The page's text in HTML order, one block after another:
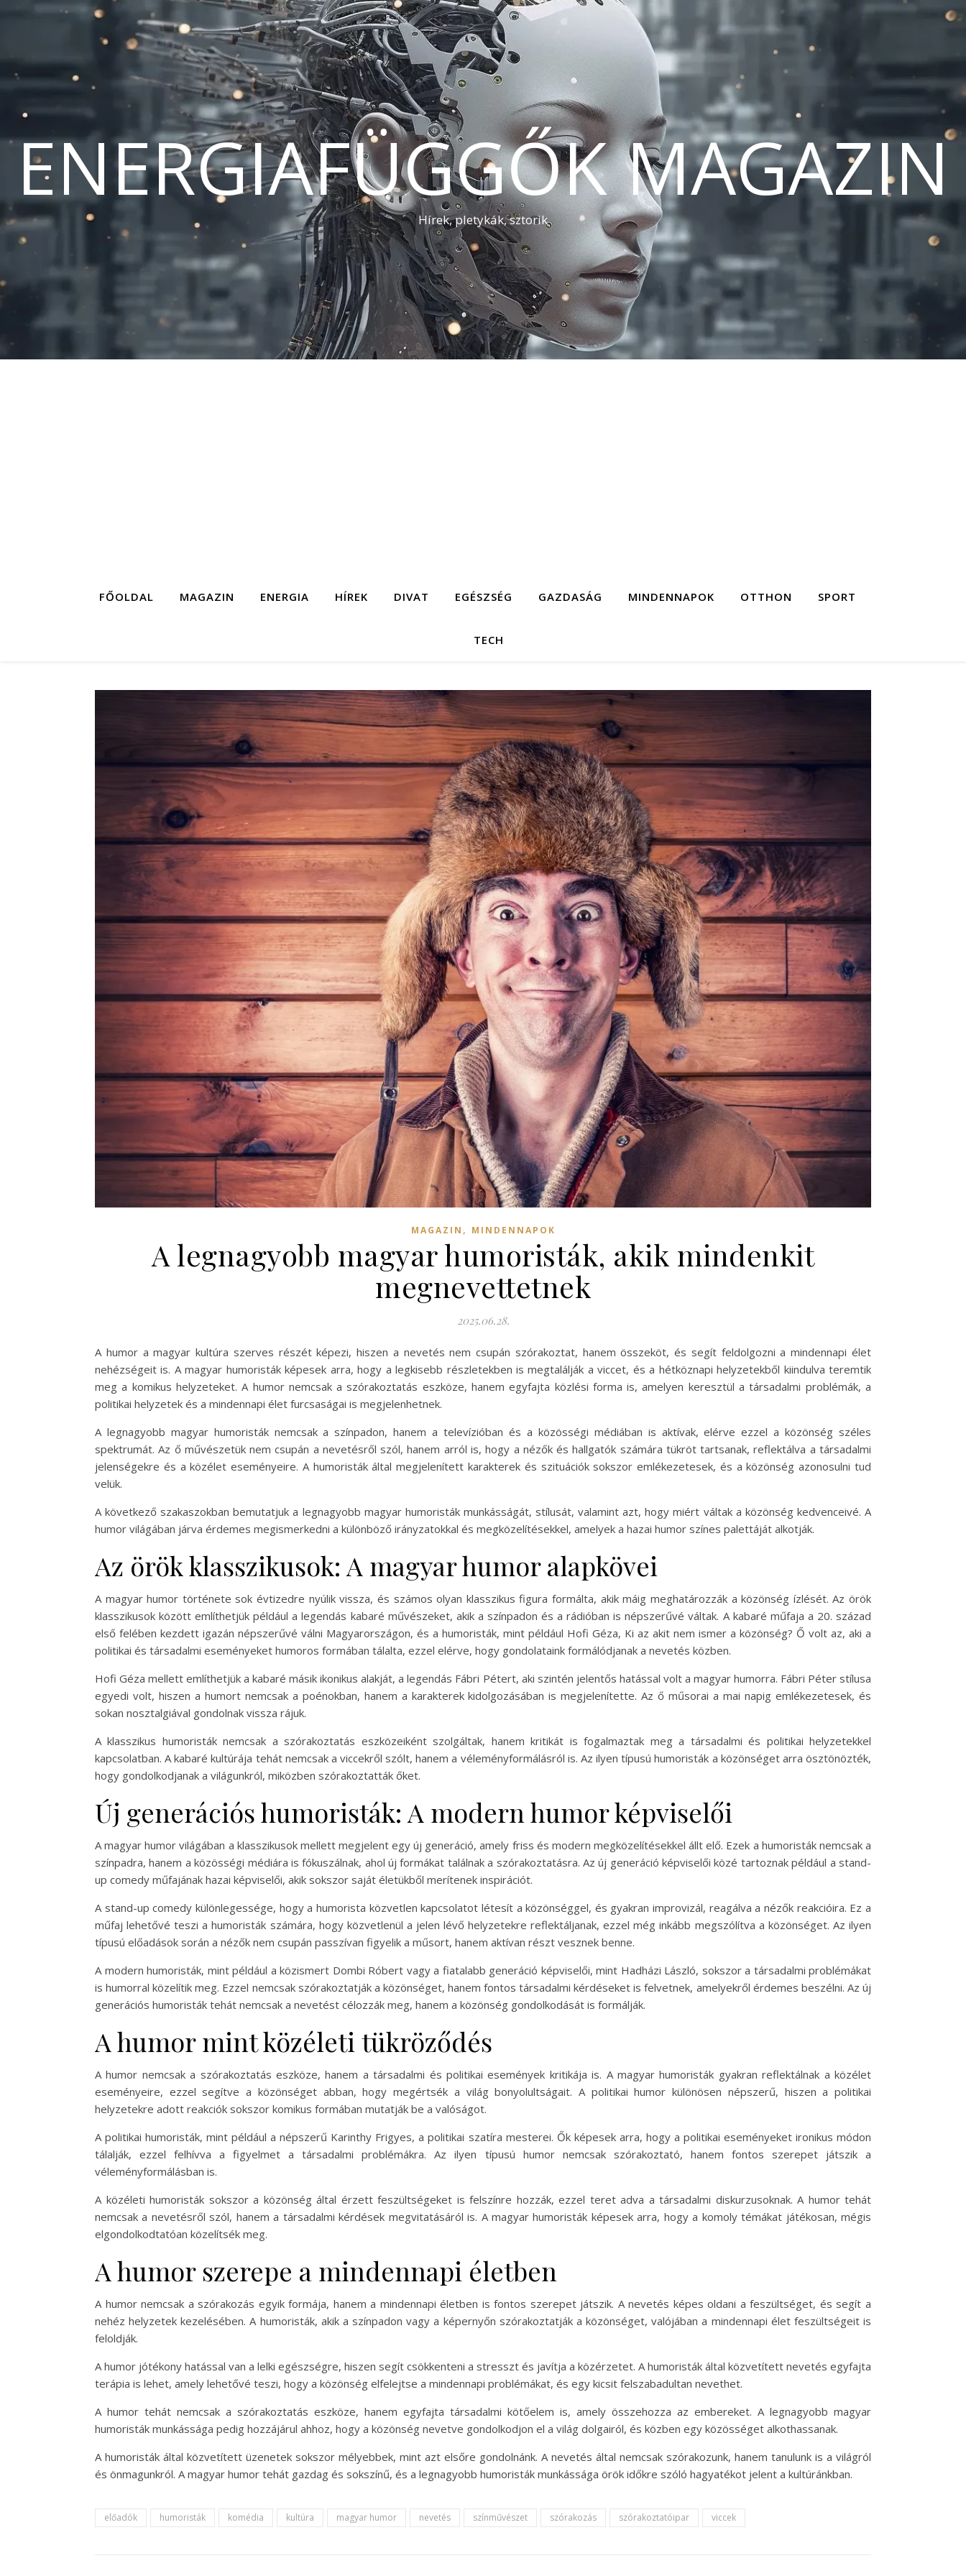
ENERGIAFÜGGŐK MAGAZIN
Hírek, pletykák, sztorik
FŐOLDAL MAGAZIN ENERGIA HÍREK DIVAT EGÉSZSÉG GAZDASÁG MINDENNAPOK OTTHON SPORT
TECH
MAGAZIN , MINDENNAPOK
A legnagyobb magyar humoristák, akik mindenkit
megnevettetnek
2025.06.28.
A humor a magyar kultúra szerves részét képezi, hiszen a nevetés nem csupán szórakoztat, hanem összeköt, és segít feldolgozni a mindennapi élet
nehézségeit is. A magyar humoristák képesek arra, hogy a legkisebb részletekben is megtalálják a viccet, és a hétköznapi helyzetekből kiindulva teremtik
meg a komikus helyzeteket. A humor nemcsak a szórakoztatás eszköze, hanem egyfajta közlési forma is, amelyen keresztül a társadalmi problémák, a
politikai helyzetek és a mindennapi élet furcsaságai is megjelenhetnek.
A legnagyobb magyar humoristák nemcsak a színpadon, hanem a televízióban és a közösségi médiában is aktívak, elérve ezzel a közönség széles
spektrumát. Az ő művészetük nem csupán a nevetésről szól, hanem arról is, hogy a nézők és hallgatók számára tükröt tartsanak, reflektálva a társadalmi
jelenségekre és a közélet eseményeire. A humoristák által megjelenített karakterek és szituációk sokszor emlékezetesek, és a közönség azonosulni tud
velük.
A következő szakaszokban bemutatjuk a legnagyobb magyar humoristák munkásságát, stílusát, valamint azt, hogy miért váltak a közönség kedvenceivé. A
humor világában járva érdemes megismerkedni a különböző irányzatokkal és megközelítésekkel, amelyek a hazai humor színes palettáját alkotják.
Az örök klasszikusok: A magyar humor alapkövei
A magyar humor története sok évtizedre nyúlik vissza, és számos olyan klasszikus figura formálta, akik máig meghatározzák a közönség ízlését. Az örök
klasszikusok között említhetjük például a legendás kabaré művészeket, akik a színpadon és a rádióban is népszerűvé váltak. A kabaré műfaja a 20. század
első felében kezdett igazán népszerűvé válni Magyarországon, és a humoristák, mint például Hofi Géza, Ki az akit nem ismer a közönség? Ő volt az, aki a
politikai és társadalmi eseményeket humoros formában tálalta, ezzel elérve, hogy gondolataink formálódjanak a nevetés közben.
Hofi Géza mellett említhetjük a kabaré másik ikonikus alakját, a legendás Fábri Pétert, aki szintén jelentős hatással volt a magyar humorra. Fábri Péter stílusa
egyedi volt, hiszen a humort nemcsak a poénokban, hanem a karakterek kidolgozásában is megjelenítette. Az ő műsorai a mai napig emlékezetesek, és
sokan nosztalgiával gondolnak vissza rájuk.
A klasszikus humoristák nemcsak a szórakoztatás eszközeiként szolgáltak, hanem kritikát is fogalmaztak meg a társadalmi és politikai helyzetekkel
kapcsolatban. A kabaré kultúrája tehát nemcsak a viccekről szólt, hanem a véleményformálásról is. Az ilyen típusú humoristák a közönséget arra ösztönözték,
hogy gondolkodjanak a világunkról, miközben szórakoztatták őket.
Új generációs humoristák: A modern humor képviselői
A magyar humor világában a klasszikusok mellett megjelent egy új generáció, amely friss és modern megközelítésekkel állt elő. Ezek a humoristák nemcsak a
színpadra, hanem a közösségi médiára is fókuszálnak, ahol új formákat találnak a szórakoztatásra. Az új generáció képviselői közé tartoznak például a stand-
up comedy műfajának hazai képviselői, akik sokszor saját életükből merítenek inspirációt.
A stand-up comedy különlegessége, hogy a humorista közvetlen kapcsolatot létesít a közönséggel, és gyakran improvizál, reagálva a nézők reakcióira. Ez a
műfaj lehetővé teszi a humoristák számára, hogy közvetlenül a jelen lévő helyzetekre reflektáljanak, ezzel még inkább megszólítva a közönséget. Az ilyen
típusú előadások során a nézők nem csupán passzívan figyelik a műsort, hanem aktívan részt vesznek benne.
A modern humoristák, mint például a közismert Dombi Róbert vagy a fiatalabb generáció képviselői, mint Hadházi László, sokszor a társadalmi problémákat
is humorral közelítik meg. Ezzel nemcsak szórakoztatják a közönséget, hanem fontos társadalmi kérdéseket is felvetnek, amelyekről érdemes beszélni. Az új
generációs humoristák tehát nemcsak a nevetést célozzák meg, hanem a közönség gondolkodását is formálják.
A humor mint közéleti tükröződés
A humor nemcsak a szórakoztatás eszköze, hanem a társadalmi és politikai események kritikája is. A magyar humoristák gyakran reflektálnak a közélet
eseményeire, ezzel segítve a közönséget abban, hogy megértsék a világ bonyolultságait. A politikai humor különösen népszerű, hiszen a politikai
helyzetekre adott reakciók sokszor komikus formában mutatják be a valóságot.
A politikai humoristák, mint például a népszerű Karinthy Frigyes, a politikai szatíra mesterei. Ők képesek arra, hogy a politikai eseményeket ironikus módon
tálalják, ezzel felhívva a figyelmet a társadalmi problémákra. Az ilyen típusú humor nemcsak szórakoztató, hanem fontos szerepet játszik a
véleményformálásban is.
A közéleti humoristák sokszor a közönség által érzett feszültségeket is felszínre hozzák, ezzel teret adva a társadalmi diskurzusoknak. A humor tehát
nemcsak a nevetésről szól, hanem a társadalmi kérdések megvitatásáról is. A magyar humoristák képesek arra, hogy a komoly témákat játékosan, mégis
elgondolkodtatóan közelítsék meg.
A humor szerepe a mindennapi életben
A humor nemcsak a szórakozás egyik formája, hanem a mindennapi életben is fontos szerepet játszik. A nevetés képes oldani a feszültséget, és segít a
nehéz helyzetek kezelésében. A humoristák, akik a színpadon vagy a képernyőn szórakoztatják a közönséget, valójában a mindennapi élet feszültségeit is
feloldják.
A humor jótékony hatással van a lelki egészségre, hiszen segít csökkenteni a stresszt és javítja a közérzetet. A humoristák által közvetített nevetés egyfajta
terápia is lehet, amely lehetővé teszi, hogy a közönség elfelejtse a mindennapi problémákat, és egy kicsit felszabadultan nevethet.
A humor tehát nemcsak a szórakoztatás eszköze, hanem egyfajta társadalmi kötőelem is, amely összehozza az embereket. A legnagyobb magyar
humoristák munkássága pedig hozzájárul ahhoz, hogy a közönség nevetve gondolkodjon el a világ dolgairól, és közben egy közösséget alkothassanak.
A humoristák által közvetített üzenetek sokszor mélyebbek, mint azt elsőre gondolnánk. A nevetés által nemcsak szórakozunk, hanem tanulunk is a világról
és önmagunkról. A magyar humor tehát gazdag és sokszínű, és a legnagyobb humoristák munkássága örök időkre szóló hagyatékot jelent a kultúránkban.
előadók humoristák komédia kultúra magyar humor nevetés színművészet szórakozás szórakoztatóipar viccek